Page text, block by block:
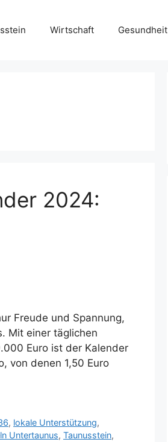
Wirtschaft Gesundheit
2024:
Freude und Spannung,
Mit einer täglichen
Euro ist der Kalender
von denen 1,50 Euro
, lokale Unterstützung,
Untertaunus, Taunusstein,